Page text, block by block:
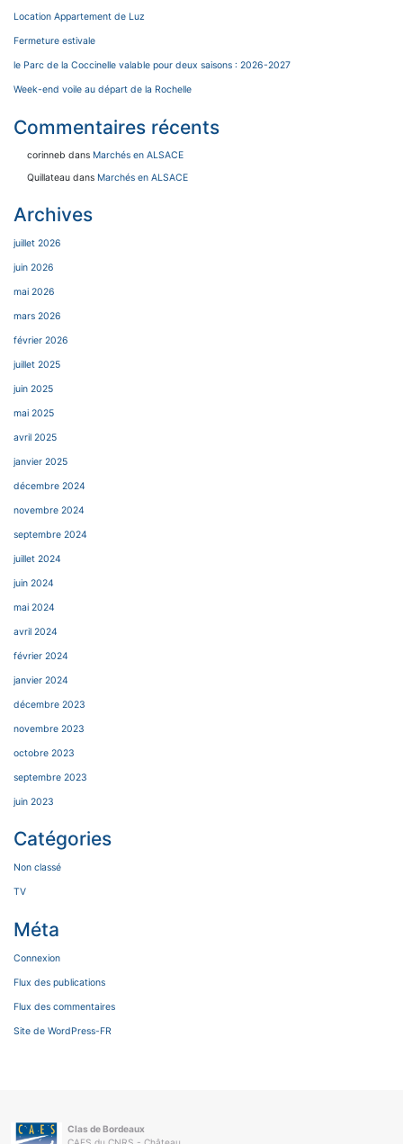
Location Appartement de Luz
Fermeture estivale
le Parc de la Coccinelle valable pour deux saisons : 2026-2027
Week-end voile au départ de la Rochelle
Commentaires récents
corinneb dans Marchés en ALSACE
Quillateau dans Marchés en ALSACE
Archives
juillet 2026
juin 2026
mai 2026
mars 2026
février 2026
juillet 2025
juin 2025
mai 2025
avril 2025
janvier 2025
décembre 2024
novembre 2024
septembre 2024
juillet 2024
juin 2024
mai 2024
avril 2024
février 2024
janvier 2024
décembre 2023
novembre 2023
octobre 2023
septembre 2023
juin 2023
Catégories
Non classé
TV
Méta
Connexion
Flux des publications
Flux des commentaires
Site de WordPress-FR
Clas de Bordeaux